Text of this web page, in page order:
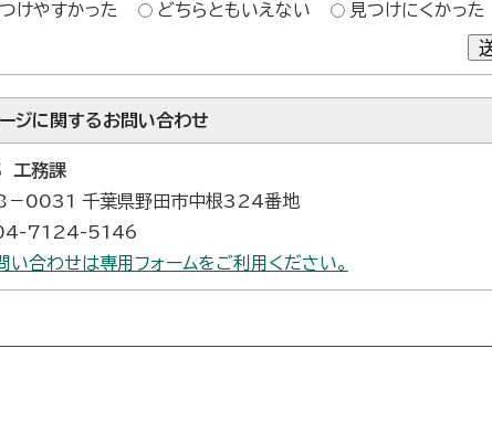
けやすかった
どちらともいえない 見つけにくかった
ジに関するお問い合わせ
工務課
0031 千葉県野田市中根324番地
04-7124-5146
い合わせは専用フォームをご利用ください。